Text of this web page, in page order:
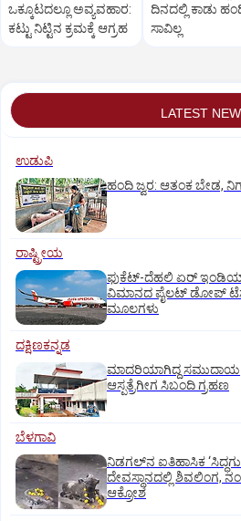
ಒಕ್ಕೂಟದಲ್ಲೂ ಅವ್ಯವಹಾರ:
ಕಟ್ಟು ನಿಟ್ಟಿನ ಕ್ರಮಕ್ಕೆ ಆಗ್ರಹ
ದಿನದಲ್ಲಿ ಕಾಡು
ಸಾವಿಲ್ಲ
LATEST
ಉಡುಪಿ
ಹಂದಿ ಜ್ವರ: ಆತಂಕ ಬೇಡ,
ರಾಷ್ಟ್ರೀಯ
ಫುಕೆಟ್‌-ದೆಹಲಿ ಏರ್‌
ವಿಮಾನದ ಪೈಲಟ್‌ ಡೋಪ್‌
ಮೂಲಗಳು
ದಕ್ಷಿಣಕನ್ನಡ
ಮಾದರಿಯಾಗಿದ್ದ ಸಮುದಾಯ
ಆಸ್ಪತ್ರೆಗೀಗ ಸಿಬಂದಿ ಗ್ರಹಣ
ಬೆಳಗಾವಿ
ನಿಡಗಲ್‌ನ ಐತಿಹಾಸಿಕ
ದೇವಸ್ಥಾನದಲ್ಲಿ ಶಿವಲಿಂಗ,
ಆಕ್ರೋಶ